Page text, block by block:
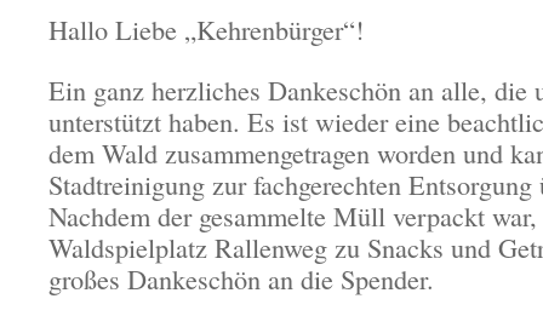
Hallo Liebe „Kehrenbürger“!
Ein ganz herzliches Dankeschön an alle, die
unterstützt haben. Es ist wieder eine
dem Wald zusammengetragen worden und
Stadtreinigung zur fachgerechten Entsorgung
Nachdem der gesammelte Müll verpackt
Waldspielplatz Rallenweg zu Snacks und
großes Dankeschön an die Spender.